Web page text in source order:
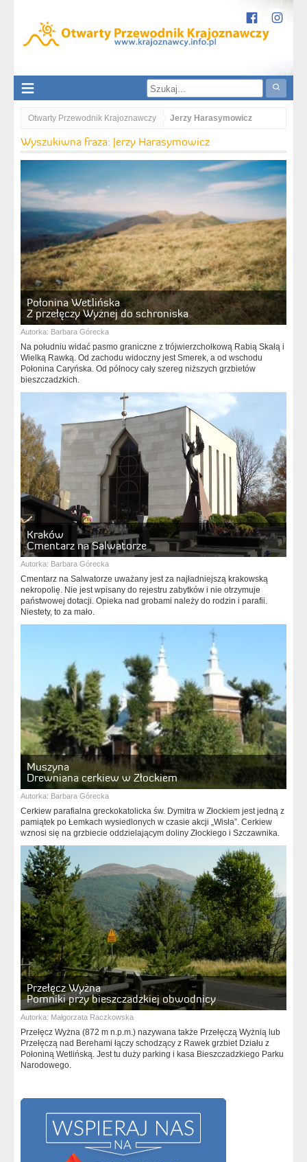
Otwarty Przewodnik Krajoznawczy Jerzy Harasymowicz
Wyszukiwna fraza: Jerzy Harasymowicz
Połonina Wetlińska
Z przełęczy Wyżnej do schroniska
Autorka: Barbara Górecka
Na południu widać pasmo graniczne z trójwierzchołkową Rabią Skałą i
Wielką Rawką. Od zachodu widoczny jest Smerek, a od wschodu
Połonina Caryńska. Od północy cały szereg niższych grzbietów
bieszczadzkich.
Kraków
Cmentarz na Salwatorze
Autorka: Barbara Górecka
Cmentarz na Salwatorze uważany jest za najładniejszą krakowską
nekropolię. Nie jest wpisany do rejestru zabytków i nie otrzymuje
państwowej dotacji. Opieka nad grobami należy do rodzin i parafii.
Niestety, to za mało.
Muszyna
Drewniana cerkiew w Złockiem
Autorka: Barbara Górecka
Cerkiew parafialna greckokatolicka św. Dymitra w Złockiem jest jedną z
pamiątek po Łemkach wysiedlonych w czasie akcji „Wisła”. Cerkiew
wznosi się na grzbiecie oddzielającym doliny Złockiego i Szczawnika.
Przełęcz Wyżna
Pomniki przy bieszczadzkiej obwodnicy
Autorka: Małgorzata Raczkowska
Przełęcz Wyżna (872 m n.p.m.) nazywana także Przełęczą Wyżnią lub
Przełęczą nad Berehami łączy schodzący z Rawek grzbiet Działu z
Połoniną Wetlińską. Jest tu duży parking i kasa Bieszczadzkiego Parku
Narodowego.